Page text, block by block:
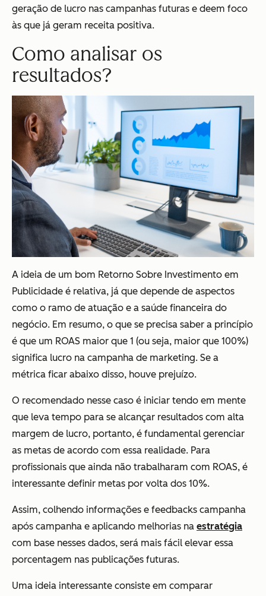
geração de lucro nas campanhas futuras e deem foco
às que já geram receita positiva.
Como analisar os
resultados?
A ideia de um bom Retorno Sobre Investimento em
Publicidade é relativa, já que depende de aspectos
como o ramo de atuação e a saúde financeira do
negócio. Em resumo, o que se precisa saber a princípio
é que um ROAS maior que 1 (ou seja, maior que 100%)
significa lucro na campanha de marketing. Se a
métrica ficar abaixo disso, houve prejuízo.
O recomendado nesse caso é iniciar tendo em mente
que leva tempo para se alcançar resultados com alta
margem de lucro, portanto, é fundamental gerenciar
as metas de acordo com essa realidade. Para
profissionais que ainda não trabalharam com ROAS, é
interessante definir metas por volta dos 10%.
Assim, colhendo informações e feedbacks campanha
após campanha e aplicando melhorias na estratégia
com base nesses dados, será mais fácil elevar essa
porcentagem nas publicações futuras.
Uma ideia interessante consiste em comparar